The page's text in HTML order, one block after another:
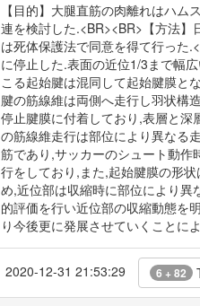
【目的】大腿直筋の肉離れはハ
連を検討した.<BR><BR>【方法
は死体保護法で同意を得て行った
に停止した.表面の近位1/3まで幅
こる起始腱は混同して起始腱膜と
腱の筋線維は両側へ走行し羽状構
停止腱膜に付着しており,表層と
の筋線維走行は部位により異なる
筋であり,サッカーのシュート動
行をしており,また,起始腱膜の形
め,近位部は収縮時に部位により
的評価を行い近位部の収縮動態を
り今後更に発展させていくことに
2020-12-31 21:53:29 6 + 82